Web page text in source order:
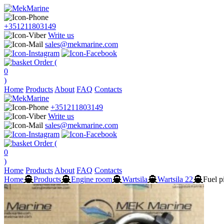
+351211803149
Write us
sales@mekmarine.com
Order (
0
)
Home Products About FAQ Contacts
+351211803149
Write us
sales@mekmarine.com
Order (
0
)
Home Products About FAQ Contacts
Home
Products Engine room Wartsila Wartsila 22 Fuel